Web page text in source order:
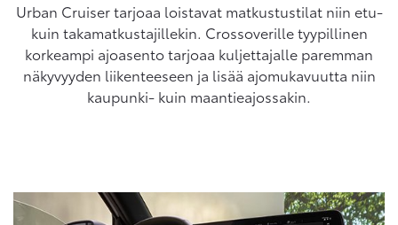
Urban Cruiser tarjoaa loistavat matkustustilat niin etu-
kuin takamatkustajillekin. Crossoverille tyypillinen
korkeampi ajoasento tarjoaa kuljettajalle paremman
näkyvyyden liikenteeseen ja lisää ajomukavuutta niin
kaupunki- kuin maantieajossakin.